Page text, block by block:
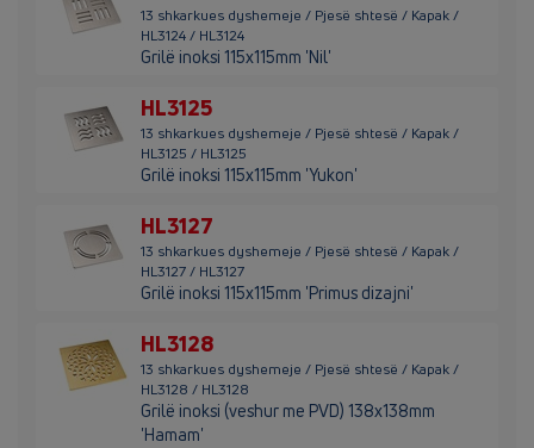
13 shkarkues dyshemeje / Pjesë shtesë / Kapak /
HL3124 / HL3124
Grilë inoksi 115x115mm 'Nil'
HL3125
13 shkarkues dyshemeje / Pjesë shtesë / Kapak /
HL3125 / HL3125
Grilë inoksi 115x115mm 'Yukon'
HL3127
13 shkarkues dyshemeje / Pjesë shtesë / Kapak /
HL3127 / HL3127
Grilë inoksi 115x115mm 'Primus dizajni'
HL3128
13 shkarkues dyshemeje / Pjesë shtesë / Kapak /
HL3128 / HL3128
Grilë inoksi (veshur me PVD) 138x138mm
'Hamam'